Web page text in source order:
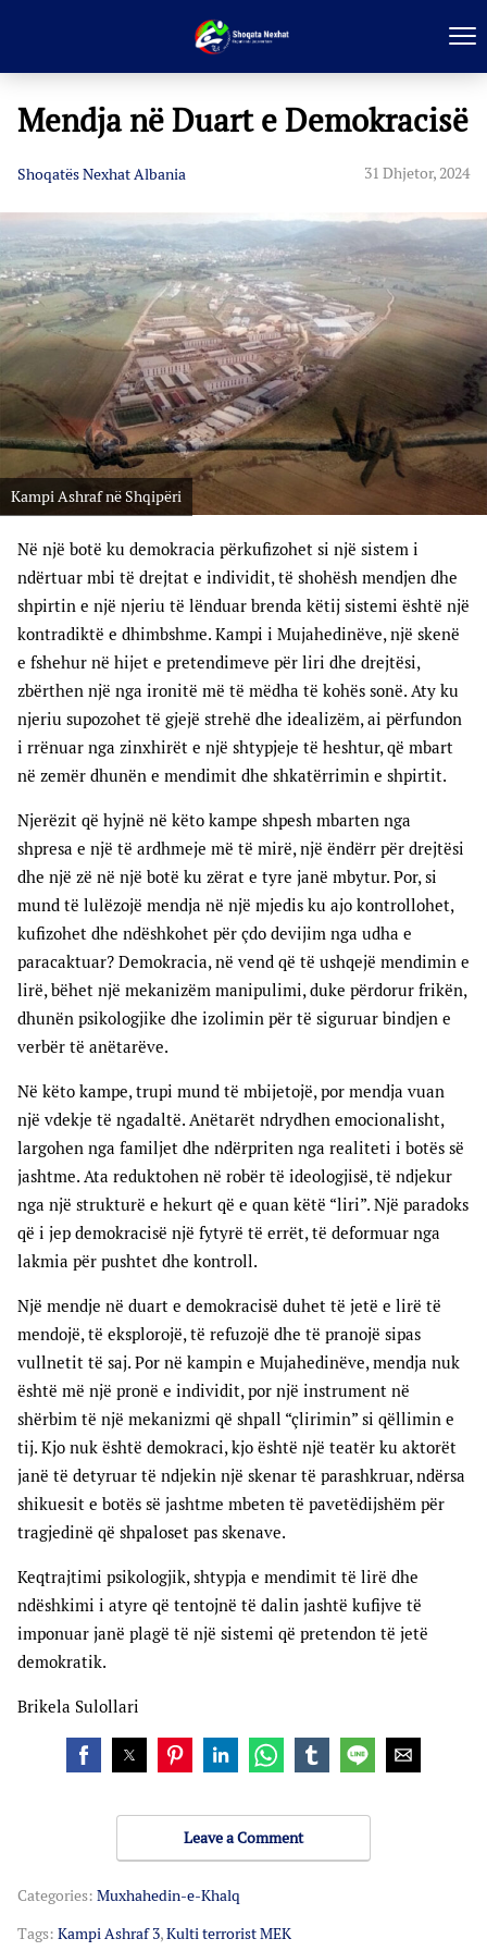
Mendja në Duart e Demokracisë
Shoqatës Nexhat Albania 31 Dhjetor, 2024
Kampi Ashraf në Shqipëri
Në një botë ku demokracia përkufizohet si një sistem i
ndërtuar mbi të drejtat e individit, të shohësh mendjen dhe
shpirtin e një njeriu të lënduar brenda këtij sistemi është një
kontradiktë e dhimbshme. Kampi i Mujahedinëve, një skenë
e fshehur në hijet e pretendimeve për liri dhe drejtësi,
zbërthen një nga ironitë më të mëdha të kohës sonë. Aty ku
njeriu supozohet të gjejë strehë dhe idealizëm, ai përfundon
i rrënuar nga zinxhirët e një shtypjeje të heshtur, që mbart
në zemër dhunën e mendimit dhe shkatërrimin e shpirtit.
Njerëzit që hyjnë në këto kampe shpesh mbarten nga
shpresa e një të ardhmeje më të mirë, një ëndërr për drejtësi
dhe një zë në një botë ku zërat e tyre janë mbytur. Por, si
mund të lulëzojë mendja në një mjedis ku ajo kontrollohet,
kufizohet dhe ndëshkohet për çdo devijim nga udha e
paracaktuar? Demokracia, në vend që të ushqejë mendimin e
lirë, bëhet një mekanizëm manipulimi, duke përdorur frikën,
dhunën psikologjike dhe izolimin për të siguruar bindjen e
verbër të anëtarëve.
Në këto kampe, trupi mund të mbijetojë, por mendja vuan
një vdekje të ngadaltë. Anëtarët ndrydhen emocionalisht,
largohen nga familjet dhe ndërpriten nga realiteti i botës së
jashtme. Ata reduktohen në robër të ideologjisë, të ndjekur
nga një strukturë e hekurt që e quan këtë “liri”. Një paradoks
që i jep demokracisë një fytyrë të errët, të deformuar nga
lakmia për pushtet dhe kontroll.
Një mendje në duart e demokracisë duhet të jetë e lirë të
mendojë, të eksplorojë, të refuzojë dhe të pranojë sipas
vullnetit të saj. Por në kampin e Mujahedinëve, mendja nuk
është më një pronë e individit, por një instrument në
shërbim të një mekanizmi që shpall “çlirimin” si qëllimin e
tij. Kjo nuk është demokraci, kjo është një teatër ku aktorët
janë të detyruar të ndjekin një skenar të parashkruar, ndërsa
shikuesit e botës së jashtme mbeten të pavetëdijshëm për
tragjedinë që shpaloset pas skenave.
Keqtrajtimi psikologjik, shtypja e mendimit të lirë dhe
ndëshkimi i atyre që tentojnë të dalin jashtë kufijve të
imponuar janë plagë të një sistemi që pretendon të jetë
demokratik.
Brikela Sulollari
Leave a Comment
Categories: Muxhahedin-e-Khalq
Tags: Kampi Ashraf 3,Kulti terrorist MEK